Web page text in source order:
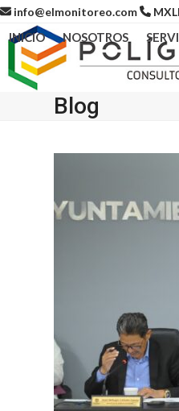
Skip
content
info@elmonitoreo.com
INICIO NOSOTROS
Blog